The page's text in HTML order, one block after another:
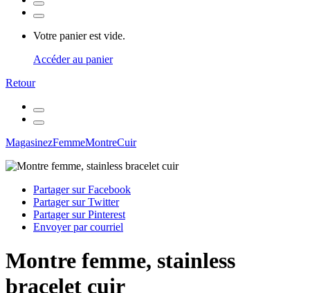
Votre panier est vide.
Accéder au panier
Retour
MagasinezFemmeMontreCuir
Partager sur Facebook
Partager sur Twitter
Partager sur Pinterest
Envoyer par courriel
Montre femme, stainless
bracelet cuir